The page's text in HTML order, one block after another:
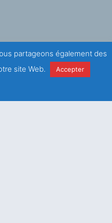
partageons également des
site Web.
Accepter